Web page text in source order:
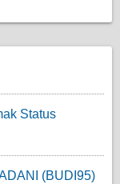
Status
(BUDI95)